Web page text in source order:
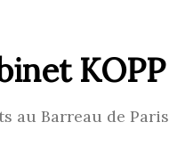
KOPP
au Barreau de Paris